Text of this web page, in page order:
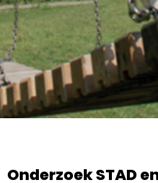
Onderzoek STAD